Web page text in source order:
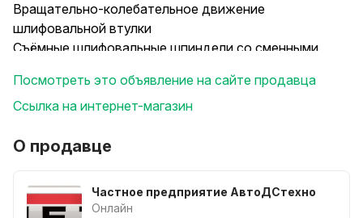
Вращательно-колебательное движение
шлифовальной втулки
Съёмные шлифовальные шпиндели со сменными
Регулировка наклона рабочего стола
Рабочий стол из чугунного литья
класса для качественного и быстрого шлифования
абразивной гильзой совершает осцилляционное
вращательное движение, то есть не только вокруг
Посмотреть это объявление на сайте продавца
Ссылка на интернет-магазин
О продавце
Частное предприятие АвтоДСтехно
Онлайн